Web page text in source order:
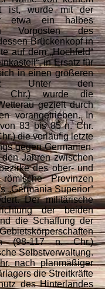
ist, wurde mit der
etwa ein halbes
Vorposten des
Brückenkopf in
auf dem „Hochfeld“
in Ersatz für
in einen größeren
Unter den
Chr.) wurde die
gezielt durch
vorangetrieben. In
83 bis 85 n. Chr.
die vorläufig letzte
gegen Germanien.
Jahren zwischen
des ober- und
Provinzen
„Germania Superior“
Der militärische
der beiden
die Schaffung der
(98-117 n. Chr.)
Selbstverwaltung.
nach planmäßiger
die Streitkräfte
des Hinterlandes